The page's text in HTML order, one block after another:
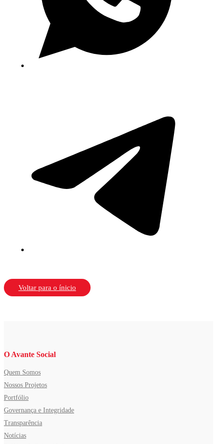
Voltar para o ínicio
O Avante Social
Quem Somos
Nossos Projetos
Portfólio
Governança e Integridade
Transparência
Notícias